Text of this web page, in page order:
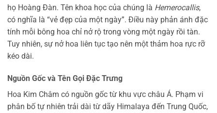
họ Hoàng Đàn. Tên khoa học của chúng là Hemerocallis,
có nghĩa là “vẻ đẹp của một ngày”. Điều này phản ánh đặc
tính mỗi bông hoa chỉ nở rộ trong vòng một ngày rồi tàn.
Tuy nhiên, sự nở hoa liên tục tạo nên một thảm hoa rực rỡ
kéo dài.
Nguồn Gốc và Tên Gọi Đặc Trưng
Hoa Kim Châm có nguồn gốc từ khu vực châu Á. Phạm vi
phân bố tự nhiên trải dài từ dãy Himalaya đến Trung Quốc,